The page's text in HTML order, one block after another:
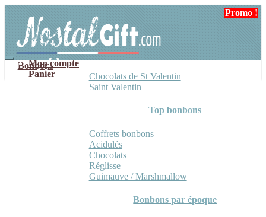
navigation
contenu
Mon compte
Panier
Bonbons
Chocolats de St Valentin
Saint Valentin
Top bonbons
Coffrets bonbons
Acidulés
Chocolats
Réglisse
Guimauve / Marshmallow
Bonbons par époque
Promo !
Promo !